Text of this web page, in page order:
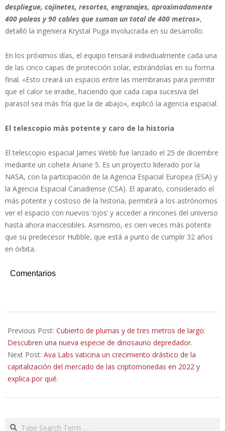
despliegue, cojinetes, resortes, engranajes, aproximadamente
400 poleas y 90 cables que suman un total de 400 metros»,
detalló la ingeniera Krystal Puga involucrada en su desarrollo.
En los próximos días, el equipo tensará individualmente cada una
de las cinco capas de protección solar, estirándolas en su forma
final. «Esto creará un espacio entre las membranas para permitir
que el calor se irradie, haciendo que cada capa sucesiva del
parasol sea más fría que la de abajo», explicó la agencia espacial.
El telescopio más potente y caro de la historia
El telescopio espacial James Webb fue lanzado el 25 de diciembre
mediante un cohete Ariane 5. Es un proyecto liderado por la
NASA, con la participación de la Agencia Espacial Europea (ESA) y
la Agencia Espacial Canadiense (CSA). El aparato, considerado el
más potente y costoso de la historia, permitirá a los astrónomos
ver el espacio con nuevos ‘ojos’ y acceder a rincones del universo
hasta ahora inaccesibles. Asimismo, es cien veces más potente
que su predecesor Hubble, que está a punto de cumplir 32 años
en órbita.
Comentarios
01-
04
Previous Post: Cubierto de plumas y de tres metros de largo:
Descubren una nueva especie de dinosaurio depredador.
Next Post: Ava Labs vaticina un crecimiento drástico de la
capitalización del mercado de las criptomonedas en 2022 y
explica por qué.
Search